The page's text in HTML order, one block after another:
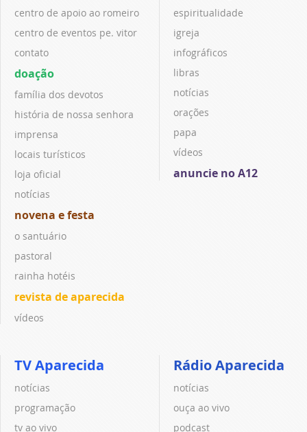
centro de apoio ao romeiro
centro de eventos pe. vitor
contato
doação
família dos devotos
história de nossa senhora
imprensa
locais turísticos
loja oficial
notícias
novena e festa
o santuário
pastoral
rainha hotéis
revista de aparecida
vídeos
espiritualidade
igreja
infográficos
libras
notícias
orações
papa
vídeos
anuncie no A12
TV Aparecida
notícias
programação
tv ao vivo
Rádio Aparecida
notícias
ouça ao vivo
podcast